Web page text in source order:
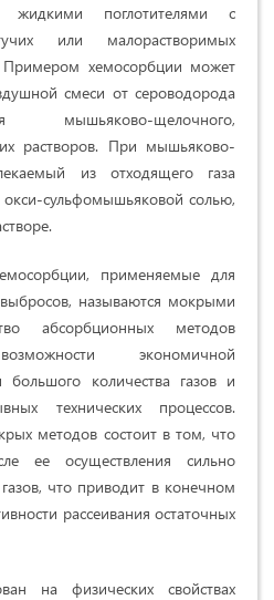
поглотителями с
или малорастворимых
Примером хемосорбции может
смеси от сероводорода
мышьяково-щелочного,
растворов. При мышьяково-
из отходящего газа
окси-сульфомышьяковой солью,
применяемые для
называются мокрыми
абсорбционных методов
экономичной
большого количества газов и
технических процессов.
методов состоит в том, что
ее осуществления сильно
что приводит в конечном
рассеивания остаточных
на физических свойствах